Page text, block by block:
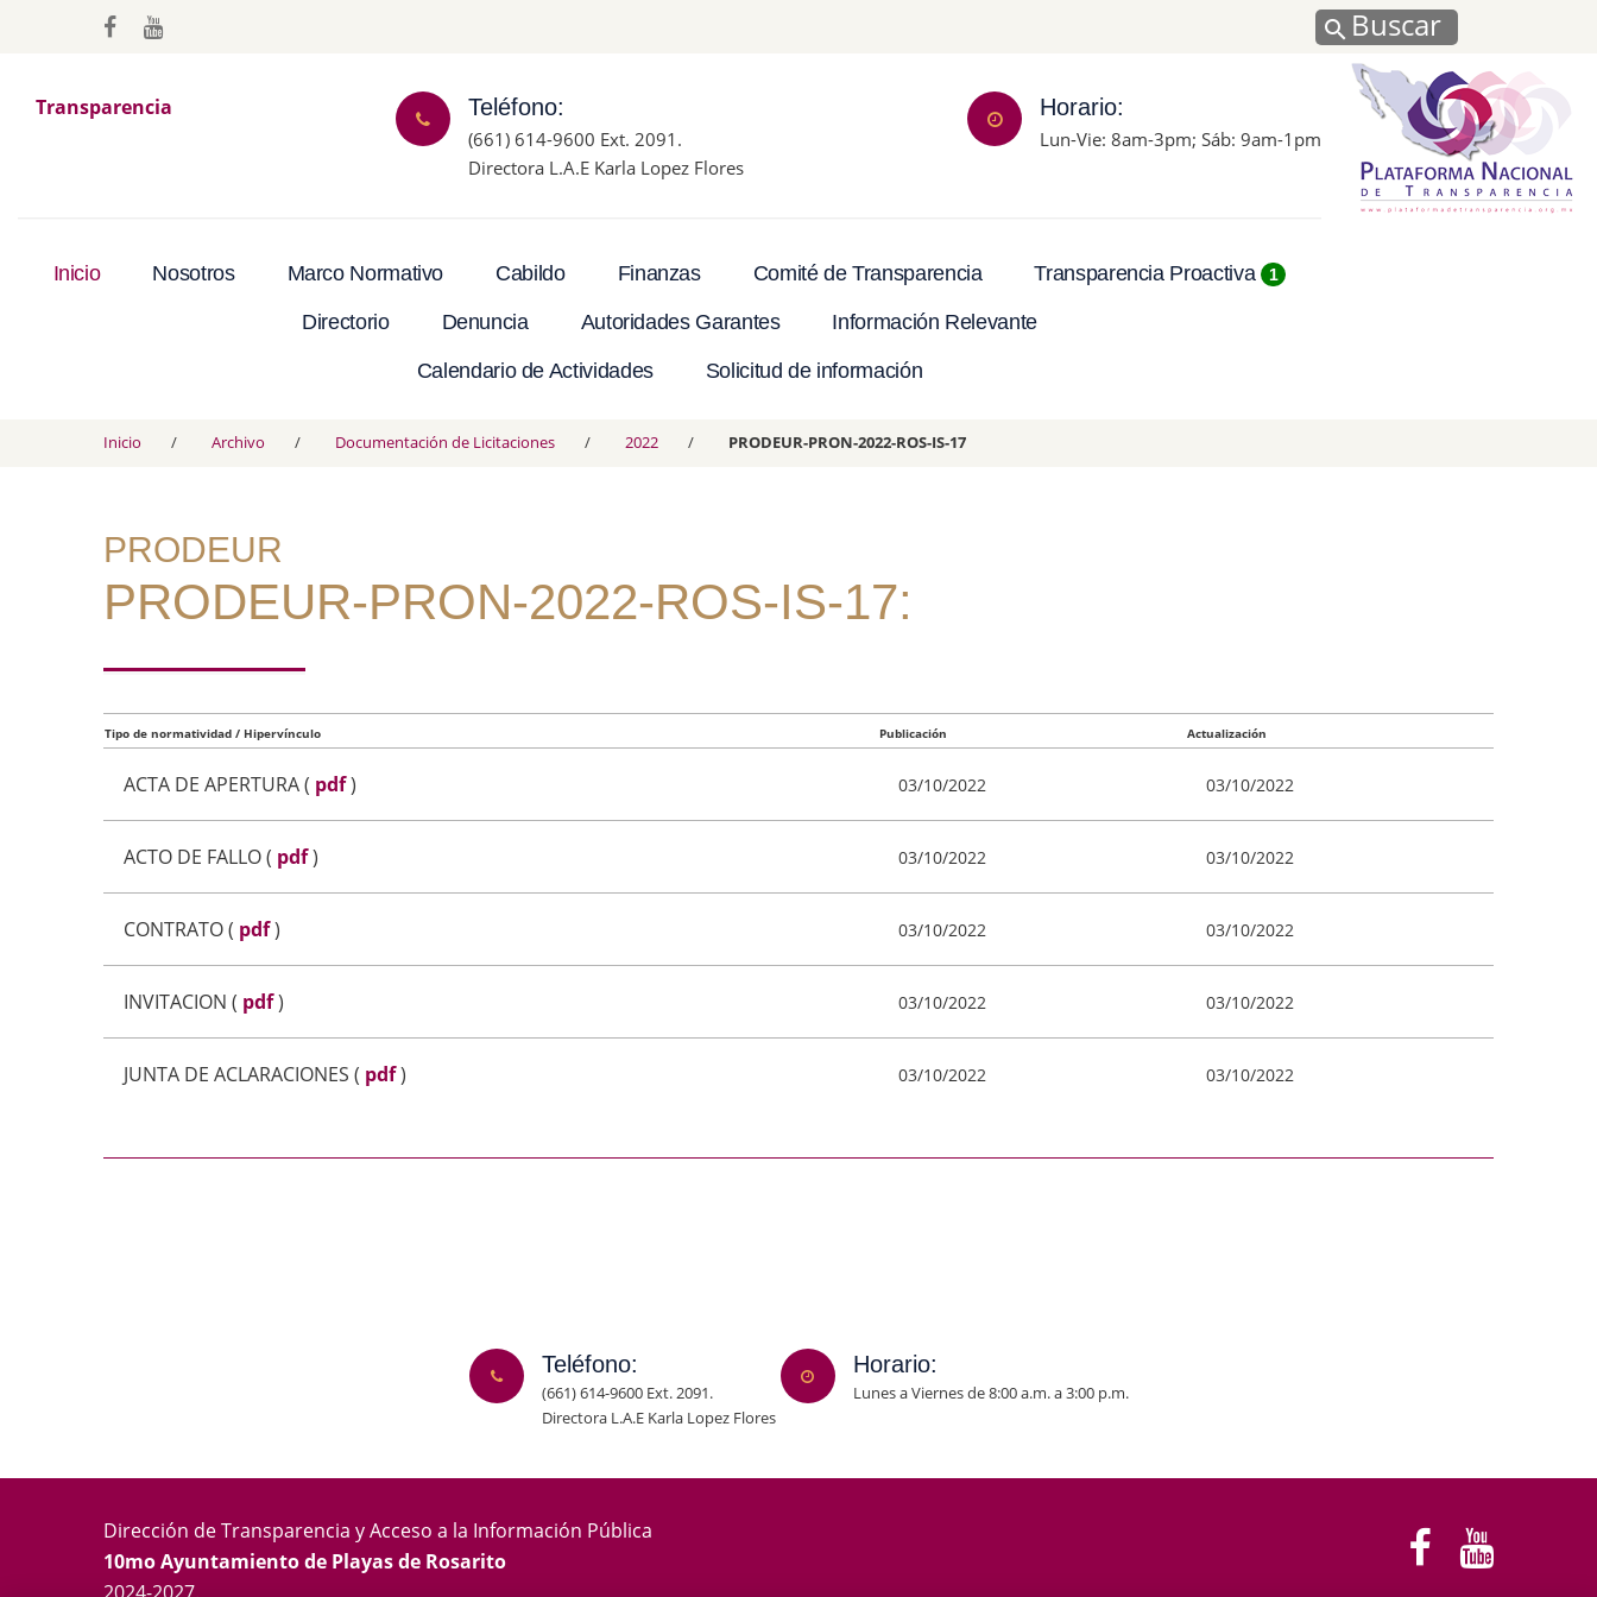
Buscar
Transparencia Teléfono:
(661) 614-9600 Ext. 2091.
Directora L.A.E Karla Lopez Flores
Horario:
Lun-Vie: 8am-3pm; Sáb: 9am-1pm
Inicio Nosotros Marco Normativo Cabildo Finanzas Comité de Transparencia Transparencia Proactiva 1
Directorio Denuncia Autoridades Garantes Información Relevante
Calendario de Actividades Solicitud de información
Inicio Archivo Documentación de Licitaciones 2022 PRODEUR-PRON-2022-ROS-IS-17
PRODEUR
PRODEUR-PRON-2022-ROS-IS-17:
Tipo de normatividad / Hipervínculo Publicación Actualización
ACTA DE APERTURA( pdf) 03/10/2022 03/10/2022
ACTO DE FALLO( pdf) 03/10/2022 03/10/2022
CONTRATO( pdf) 03/10/2022 03/10/2022
INVITACION ( pdf) 03/10/2022 03/10/2022
JUNTA DE ACLARACIONES ( pdf) 03/10/2022 03/10/2022
Teléfono:
(661) 614-9600 Ext. 2091.
Directora L.A.E Karla Lopez Flores
Horario:
Lunes a Viernes de 8:00 a.m. a 3:00 p.m.
Dirección de Transparencia y Acceso a la Información Pública
10mo Ayuntamiento de Playas de Rosarito